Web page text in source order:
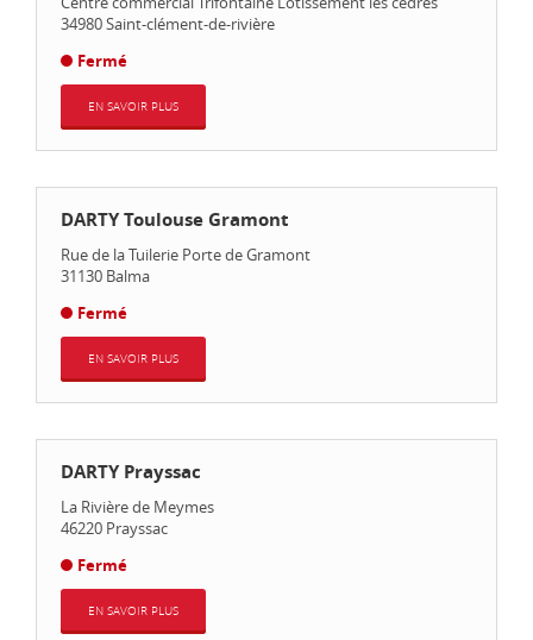
34980Saint-clément-de-rivière
Fermé
EN SAVOIR PLUS
DARTY Toulouse Gramont
Rue de la Tuilerie Porte de Gramont
31130 Balma
Fermé
EN SAVOIR PLUS
DARTY Prayssac
La Rivière de Meymes
46220 Prayssac
Fermé
EN SAVOIR PLUS